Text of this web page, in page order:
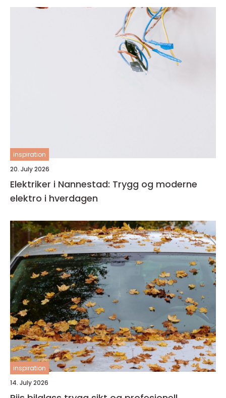
inspiration
20. July 2026
Elektriker i Nannestad: Trygg og moderne
elektro i hverdagen
inspiration
14. July 2026